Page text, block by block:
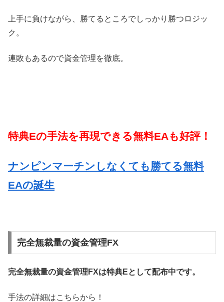
上手に負けながら、勝てるところでしっかり勝つロジッ
ク。
連敗もあるので資金管理を徹底。
特典Eの手法を再現できる無料EAも好評！
ナンピンマーチンしなくても勝てる無料
EAの誕生
完全無裁量の資金管理FX
完全無裁量の資金管理FXは特典Eとして配布中です。
手法の詳細はこちらから！